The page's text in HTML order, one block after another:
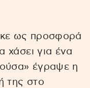
ως προσφορά
χάσει για ένα
έγραψε η
της στο